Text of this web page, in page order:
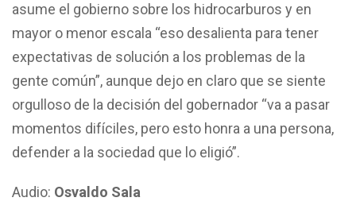
asume el gobierno sobre los hidrocarburos y en
mayor o menor escala “eso desalienta para tener
expectativas de solución a los problemas de la
gente común”, aunque dejo en claro que se siente
orgulloso de la decisión del gobernador “va a pasar
momentos difíciles, pero esto honra a una persona,
defender a la sociedad que lo eligió”.
Audio: Osvaldo Sala